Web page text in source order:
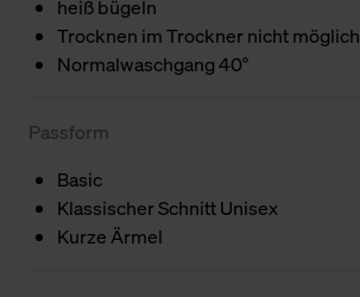
heiß bügeln
Trocknen im Trockner nicht möglich
Normalwaschgang 40°
Passform
Basic
Klassischer Schnitt Unisex
Kurze Ärmel